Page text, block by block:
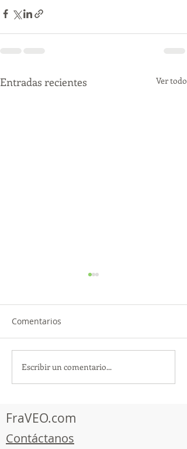
Entradas recientes Ver todo
TourTravelynByFraveo
participó en la
Comentarios
Escribir un comentario...
FraVEO.com
Contáctanos